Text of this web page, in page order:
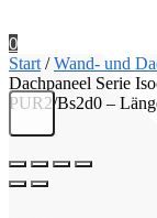
0
Start /Wand- und
Dachpaneel Serie
PUR2/Bs2d0 –